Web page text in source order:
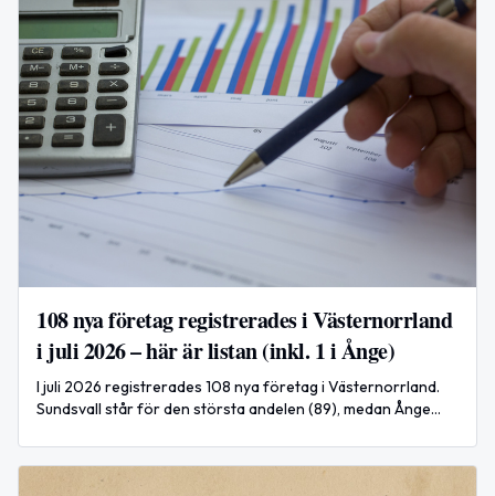
108 nya företag registrerades i Västernorrland
i juli 2026 – här är listan (inkl. 1 i Ånge)
I juli 2026 registrerades 108 nya företag i Västernorrland.
Sundsvall står för den största andelen (89), medan Ånge